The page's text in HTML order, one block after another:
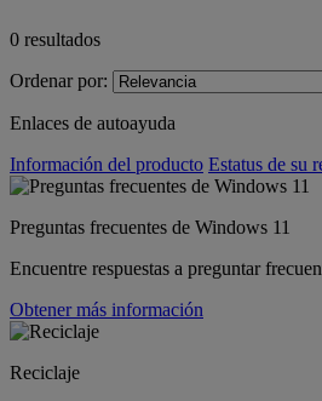
0 resultados
Ordenar por:
Enlaces de autoayuda
Información del producto Estatus de su
Preguntas frecuentes de Windows 11
Encuentre respuestas a preguntar
Obtener más información
Reciclaje